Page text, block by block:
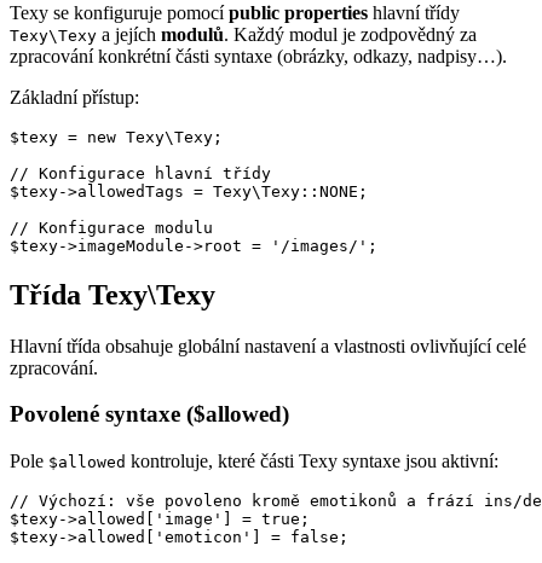
Texy se konfiguruje pomocípublic properties hlavní třídy
Texy\Texy a jejích modulů. Každý modul je zodpovědný za
zpracování konkrétní části syntaxe (obrázky, odkazy, nadpisy…).
Základní přístup:
$texy = new Texy\Texy;
// Konfigurace hlavní třídy
$texy->allowedTags = Texy\Texy::NONE;
// Konfigurace modulu
Třída Texy\Texy
Hlavní třída obsahuje globální nastavení a vlastnosti ovlivňující celé
zpracování.
Povolené syntaxe ($allowed)
Pole $allowed kontroluje, které části Texy syntaxe jsou aktivní:
// Výchozí: vše povoleno kromě emotikonů a frází ins/
$texy->allowed['image'] = true;
$texy->allowed['emoticon'] = false;